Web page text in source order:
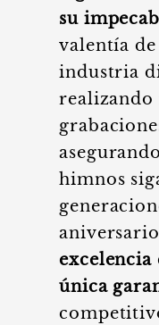
su
valentía
industria
realizando
himnos
excelencia
única